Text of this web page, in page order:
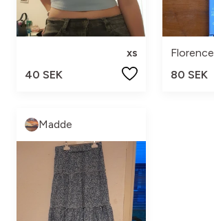
xs
40 SEK
Florence
80 SEK
Madde